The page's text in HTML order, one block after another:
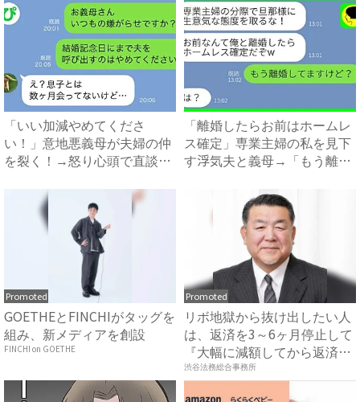
「いい加減やめてくださ
い！」意地悪義母が夫婦の仲
を裂く！→怒り心頭で直談判
「離婚したらお前はホームレ
ス確定」専業主婦の私を見下
す浮気夫と義母→「もう離婚
Promoted
GOETHEとFINCHIがタッグを
組み、新メディアを創設
FINCHI on GOETHE
Promoted
リボ地獄から抜け出したい人
は、返済を3～6ヶ月停止して
『大幅に減額してから返済
す...
渋谷法務総合事務所